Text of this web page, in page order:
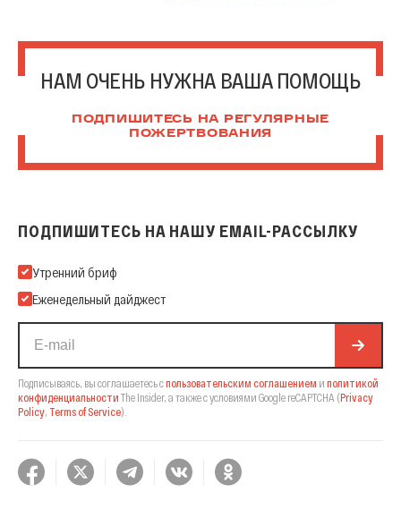
НАМ ОЧЕНЬ НУЖНА ВАША ПОМОЩЬ
ПОДПИШИТЕСЬ НА РЕГУЛЯРНЫЕ
ПОЖЕРТВОВАНИЯ
ПОДПИШИТЕСЬ НА НАШУ EMAIL-РАССЫЛКУ
Подпишитесь на нашу Email-рассылку
Утренний бриф
Еженедельный дайджест
Подписываясь, вы соглашаетесь спользовательским соглашением и политикой
конфиденциальности The Insider, а также с условиями Google reCAPTCHA (Privacy
Policy, Terms of Service).